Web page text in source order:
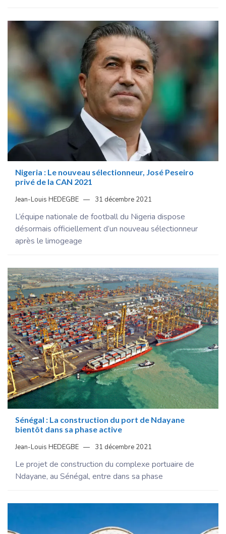
Nigeria : Le nouveau sélectionneur, José Peseiro
privé de la CAN 2021
Jean-Louis HEDEGBE 31 décembre 2021
L’équipe nationale de football du Nigeria dispose
désormais officiellement d’un nouveau sélectionneur
après le limogeage
Sénégal : La construction du port de Ndayane
bientôt dans sa phase active
Jean-Louis HEDEGBE 31 décembre 2021
Le projet de construction du complexe portuaire de
Ndayane, au Sénégal, entre dans sa phase